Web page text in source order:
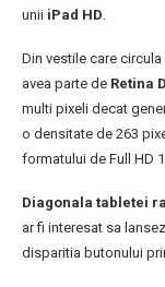
unii iPad HD.
Din vestile care
avea parte de Retina
multi pixeli decat
o densitate de 263
formatului de Full HD
Diagonala tabletei
ar fi interesat sa
disparitia butonului